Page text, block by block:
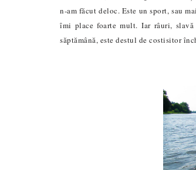
n-am făcut deloc. Este un sport, sau
îmi place foarte mult. Iar râuri,
săptămână, este destul de costisitor